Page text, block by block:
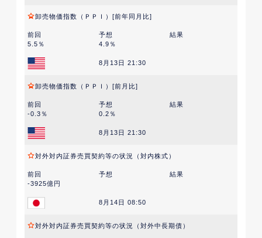
卸売物価指数（ＰＰＩ）[前年同月比]
前回 予想
結果
5.5％
4.9％
8月13日 21:30
卸売物価指数（ＰＰＩ）[前月比]
前回 予想
結果
-0.3％
0.2％
8月13日 21:30
対外対内証券売買契約等の状況（対内株式）
前回 予想
結果
-3925億円
8月14日 08:50
対外対内証券売買契約等の状況（対外中長期債）